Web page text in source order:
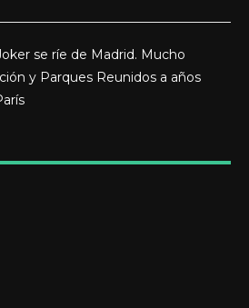
se ríe de Madrid. Mucho
y Parques Reunidos a años